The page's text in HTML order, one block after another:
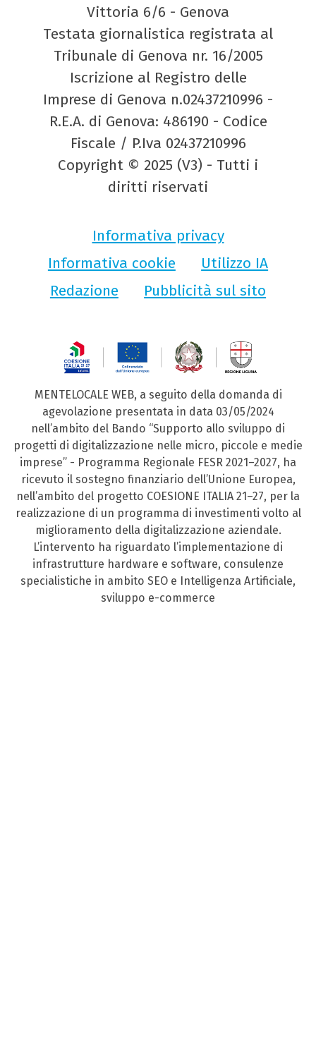
Vittoria 6/6 - Genova
Testata giornalistica registrata al
Tribunale di Genova nr. 16/2005
Iscrizione al Registro delle
Imprese di Genova n.02437210996 -
R.E.A. di Genova: 486190 - Codice
Fiscale / P.Iva 02437210996
Copyright © 2025 (V3) - Tutti i
diritti riservati
Informativa privacy
Informativa cookie
Utilizzo IA
Redazione
Pubblicità sul sito
MENTELOCALE WEB, a seguito della domanda di
agevolazione presentata in data 03/05/2024
nell’ambito del Bando “Supporto allo sviluppo di
progetti di digitalizzazione nelle micro, piccole e medie
imprese” - Programma Regionale FESR 2021–2027, ha
ricevuto il sostegno finanziario dell’Unione Europea,
nell’ambito del progetto COESIONE ITALIA 21–27, per la
realizzazione di un programma di investimenti volto al
miglioramento della digitalizzazione aziendale.
L’intervento ha riguardato l’implementazione di
infrastrutture hardware e software, consulenze
specialistiche in ambito SEO e Intelligenza Artificiale,
sviluppo e-commerce